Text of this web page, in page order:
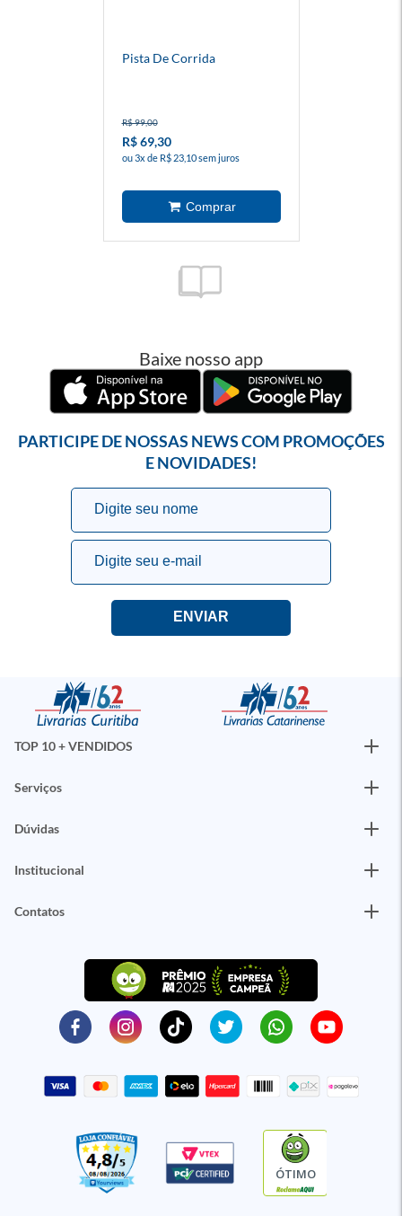
Pista De Corrida
R$ 99,00
R$ 69,30
ou 3x de R$ 23,10 sem juros
Baixe nosso app
PARTICIPE DE NOSSAS NEWS COM PROMOÇÕES
E NOVIDADES!
TOP 10 + VENDIDOS
Serviços
Dúvidas
Institucional
Contatos
ÓTIMO